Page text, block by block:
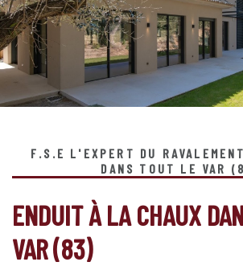
F.S.E L'EXPERT DU
DANS TOUT LE VAR
ENDUIT À LA CHAUX
VAR (83)